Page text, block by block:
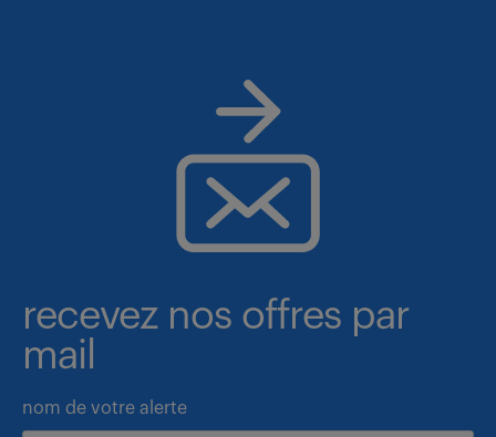
recevez nos offres par
mail
nom de votre alerte